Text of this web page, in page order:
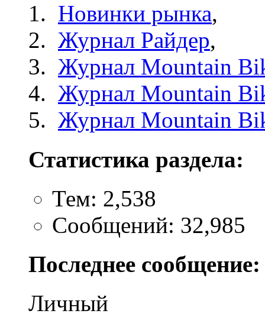
Новинки рынка,
Журнал Райдер,
Журнал Mountain
Журнал Mountain
Журнал Mountain
Статистика раздела:
Тем: 2,538
Сообщений: 32,985
Последнее сообщение:
Личный